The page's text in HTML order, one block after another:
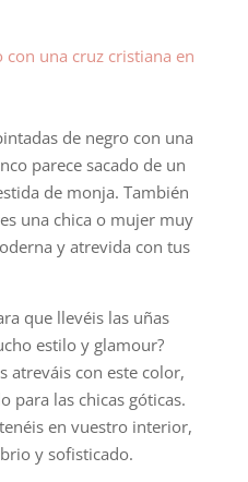
de negro con una
parece sacado de un
de monja. También
una chica o mujer muy
y atrevida con tus
que llevéis las uñas
estilo y glamour?
atreváis con este color,
para las chicas góticas.
en vuestro interior,
y sofisticado.